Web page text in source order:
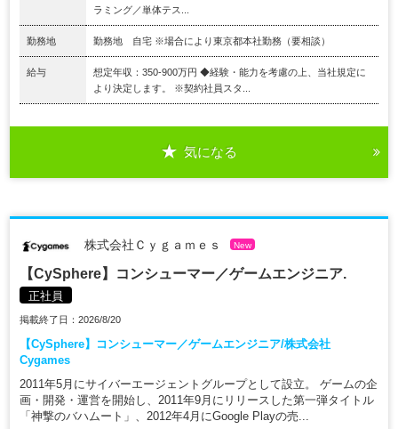
ラミング／単体テス...
勤務地 勤務地 自宅 ※場合により東京都本社勤務（要相談）
給与
想定年収：350-900万円 ◆経験・能力を考慮の上、当社規定に
より決定します。 ※契約社員スタ...
気になる
株式会社Ｃｙｇａｍｅｓ New
【CySphere】コンシューマー／ゲームエンジニア.
正社員
掲載終了日：2026/8/20
【CySphere】コンシューマー／ゲームエンジニア/株式会社
Cygames
2011年5月にサイバーエージェントグループとして設立。 ゲームの企
画・開発・運営を開始し、2011年9月にリリースした第一弾タイトル
「神撃のバハムート」、2012年4月にGoogle Playの売...